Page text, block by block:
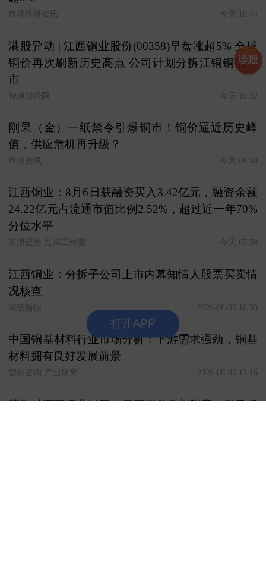
市场投研资讯 今天 10:44
港股异动 | 江西铜业股份(00358)早盘涨超5% 全球
铜价再次刷新历史高点 公司计划分拆江铜铜箔上
市
智通财经网 今天 10:32
刚果（金）一纸禁令引爆铜市！铜价逼近历史峰
值，供应危机再升级？
市场资讯 今天 08:30
江西铜业：8月6日获融资买入3.42亿元，融资余额
24.22亿元占流通市值比例2.52%，超过近一年70%
分位水平
新浪证券-红岸工作室 今天 07:58
江西铜业：分拆子公司上市内幕知情人股票买卖情
况核查
滚动播报 2026-08-06 16:33
中国铜基材料行业市场分析：下游需求强劲，铜基
材料拥有良好发展前景
智研咨询-产业研究 2026-08-06 13:16
花旗对江西铜业展开30日正面催化剂观察 H股目标
打开APP
诊股